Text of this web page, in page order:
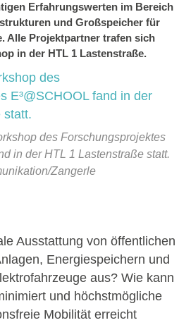
Erfahrungswerten im Bereich
und Großspeicher für
Alle Projektpartner trafen sich
in der HTL 1 Lastenstraße.
des Forschungsprojektes
in der HTL 1 Lastenstraße statt.
Zangerle
Ausstattung von öffentlichen
Energiespeichern und
aus? Wie kann
und höchstmögliche
Mobilität erreicht